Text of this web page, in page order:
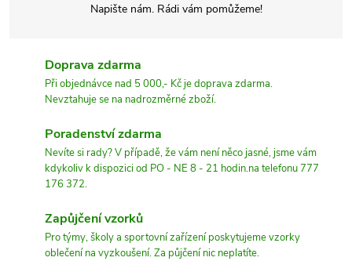
Napište nám. Rádi vám pomůžeme!
Doprava zdarma
Při objednávce nad 5 000,- Kč je doprava zdarma.
Nevztahuje se na nadrozměrné zboží.
Poradenství zdarma
Nevíte si rady? V případě, že vám není něco jasné, jsme vám
kdykoliv k dispozici od PO - NE 8 - 21 hodin.na telefonu 777
176 372.
Zapůjčení vzorků
Pro týmy, školy a sportovní zařízení poskytujeme vzorky
oblečení na vyzkoušení. Za půjčení nic neplatíte.